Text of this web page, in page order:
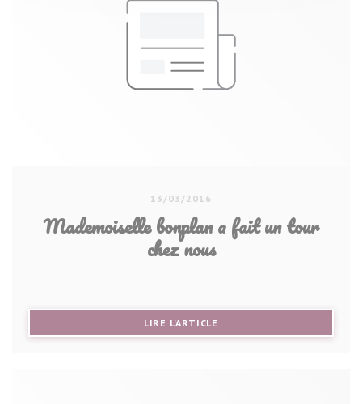
13/03/2016
Mademoiselle bonplan a fait un tour
chez nous
LIRE L'ARTICLE